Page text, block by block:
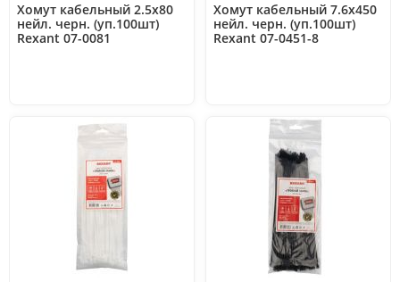
Хомут кабельный 2.5х80
нейл. черн. (уп.100шт)
Rexant 07-0081
Хомут кабельный 7.6х450
нейл. черн. (уп.100шт)
Rexant 07-0451-8